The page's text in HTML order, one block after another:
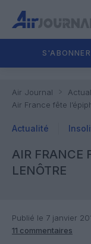
S'ABONNER
Air Journal
Air France fête
Actualité
AIR FRANCE
LENÔTRE
Publié le 7 janvier
11 commentaires